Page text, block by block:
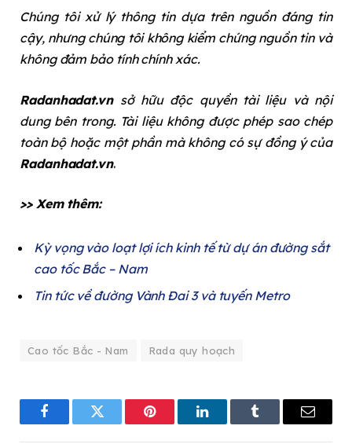
Chúng tôi xử lý thông tin dựa trên nguồn đáng tin
cậy, nhưng chúng tôi không kiểm chứng nguồn tin và
không đảm bảo tính chính xác.
Radanhadat.vnsở hữu độc quyền tài liệu và nội
dung bên trong. Tài liệu không được phép sao chép
toàn bộ hoặc một phần mà không có sự đồng ý của
Radanhadat.vn.
>> Xem thêm:
Kỳ vọng vào loạt lợi ích kinh tế từ dự án đường sắt
cao tốc Bắc – Nam
Tin tức về đường Vành Đai 3 và tuyến Metro
Cao tốc Bắc - Nam Rada quy hoạch
FacebookTwitter Pinterest LinkedInTumblr Email